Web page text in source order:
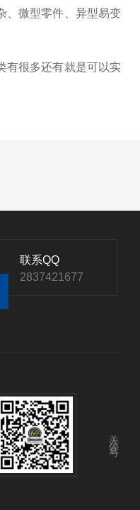
、微型零件、异型易变
有很多还有就是可以实
联系QQ
2837421677
关注公众号